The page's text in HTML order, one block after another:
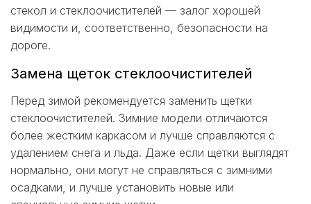
стекол и стеклоочистителей — залог хорошей
видимости и, соответственно, безопасности на
дороге.
Замена щеток стеклоочистителей
Перед зимой рекомендуется заменить щетки
стеклоочистителей. Зимние модели отличаются
более жестким каркасом и лучше справляются с
удалением снега и льда. Даже если щетки выглядят
нормально, они могут не справляться с зимними
осадками, и лучше установить новые или